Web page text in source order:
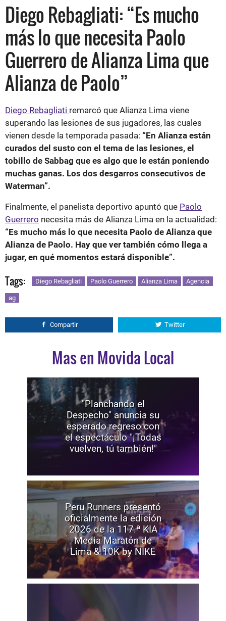
Diego Rebagliati: “Es mucho
más lo que necesita Paolo
Guerrero de Alianza Lima que
Alianza de Paolo”
Diego Rebagliati remarcó que Alianza Lima viene
superando las lesiones de sus jugadores, las cuales
vienen desde la temporada pasada: “En Alianza están
curados del susto con el tema de las lesiones, el
tobillo de Sabbag que es algo que le están poniendo
muchas ganas. Los dos desgarros consecutivos de
Waterman”.
Finalmente, el panelista deportivo apuntó que Paolo
Guerrero necesita más de Alianza Lima en la actualidad:
“Es mucho más lo que necesita Paolo de Alianza que
Alianza de Paolo. Hay que ver también cómo llega a
jugar, en qué momentos estará disponible”.
Tags: Diego Rebagliati Paolo Guerrero Alianza Lima Agencia
ag
Compartir Twitter
Mas en Movida Local
"Planchando el
Despecho" anuncia su
esperado regreso con
el espectáculo "¡Todas
vuelven, tú también!"
Peru Runners presentó
oficialmente la edición
2026 de la 117.ª KIA
Media Maratón de
Lima & 10K by NIKE